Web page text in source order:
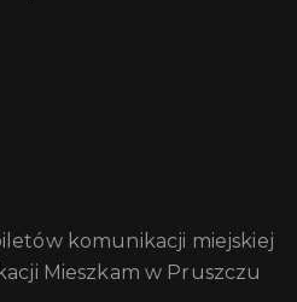
komunikacji miejskiej
Mieszkam w Pruszczu